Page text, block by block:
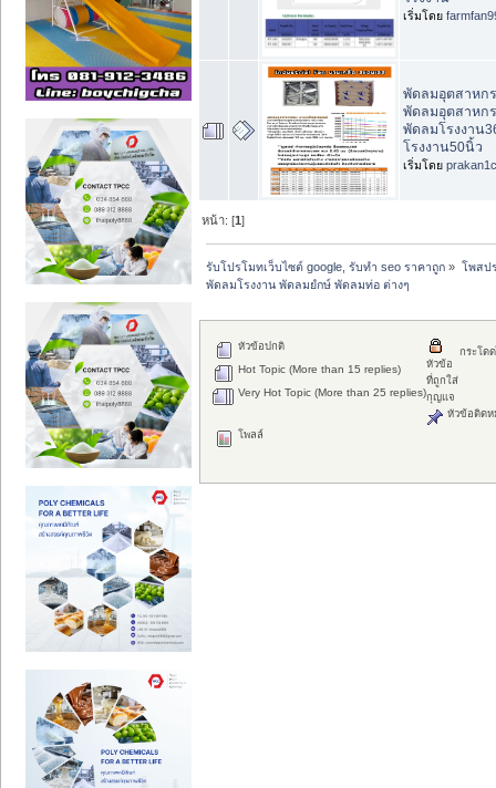
เริ่มโดย
พัดลมอุตสาหก
พัดลมอุตสาหก
พัดลมโรงงาน
โรงงาน50นิ้ว
เริ่มโดย prakan1c
หน้า: [1]
รับโปรโมทเว็บไซต์ google, รับทำ seo ราคาถูก » โพสป
พัดลมโรงงาน พัดลมยํกษ์ พัดลมท่อ ต่างๆ
กระโด
หัวข้อปกติ
Hot Topic (More than 15 replies)
Very Hot Topic (More than 25 replies)
หัวข้อ
ที่ถูกใส่
กุญแจ
หัวข้อติดห
โพลล์